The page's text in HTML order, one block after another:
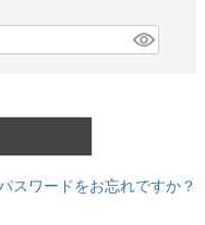
スワードをお忘れですか？